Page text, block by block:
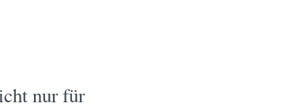
nur für